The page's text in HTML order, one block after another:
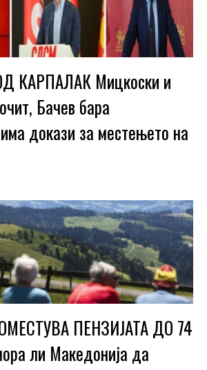
КАРПАЛАК Мицкоски и
Бачев бара
докази за местењето на
ПЕНЗИЈАТА ДО 74
ли Македонија да